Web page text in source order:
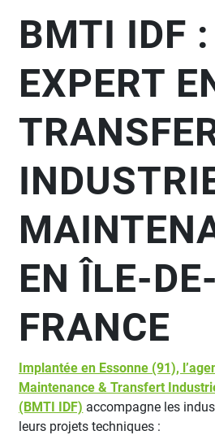
BMTI IDF :
EXPERT
EN ÎLE-DE-
FRANCE
Implantée en Essonne (91),
Maintenance & Transfert
(BMTI IDF) accompagne les
leurs projets techniques :